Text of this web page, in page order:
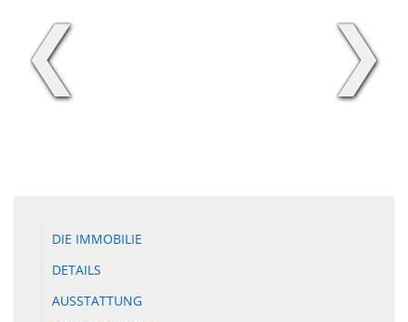
❮ ❯
DIE IMMOBILIE
DETAILS
AUSSTATTUNG